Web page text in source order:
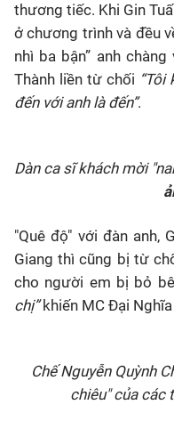
thương tiếc. Khi Gin
ở chương trình và đều
nhì ba bận” anh
Thành liền từ chối “Tôi
đến với anh là đến”.
Dàn ca sĩ khách mời
"Quê độ" với đàn anh,
Giang thì cũng bị từ
cho người em bị bỏ
chị”khiến MC Đại
Chế Nguyễn Quỳnh
chiêu" của các